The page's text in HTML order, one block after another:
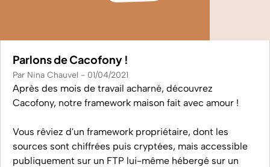
Parlons de Cacofony !
Par Nina Chauvel 01/04/2021
Après des mois de travail acharné, découvrez
Cacofony, notre framework maison fait avec amour !
Vous rêviez d'un framework propriétaire, dont les
sources sont chiffrées puis cryptées, mais accessible
publiquement sur un FTP lui-même hébergé sur un